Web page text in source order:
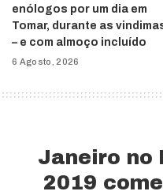
enólogos por um dia em
Tomar, durante as
– e com almoço incluído
6 Agosto, 2026
Janeiro no
2019